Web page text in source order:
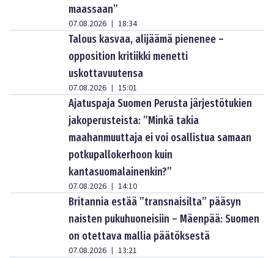
maassaan”
07.08.2026 | 18:34
Talous kasvaa, alijäämä pienenee –
opposition kritiikki menetti
uskottavuutensa
07.08.2026 | 15:01
Ajatuspaja Suomen Perusta järjestötukien
jakoperusteista: ”Minkä takia
maahanmuuttaja ei voi osallistua samaan
potkupallokerhoon kuin
kantasuomalainenkin?”
07.08.2026 | 14:10
Britannia estää ”transnaisilta” pääsyn
naisten pukuhuoneisiin – Mäenpää: Suomen
on otettava mallia päätöksestä
07.08.2026 | 13:21